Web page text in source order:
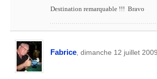
Destination remarquable !!! Bravo
Fabrice , dimanche 12 juillet